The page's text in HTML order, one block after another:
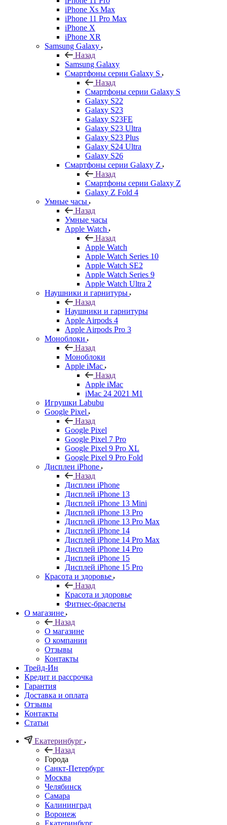
iPhone Xs Max
iPhone 11 Pro Max
iPhone X
iPhone XR
Samsung Galaxy
Назад
Samsung Galaxy
Смартфоны серии Galaxy S
Назад
Смартфоны серии Galaxy S
Galaxy S22
Galaxy S23
Galaxy S23FE
Galaxy S23 Ultra
Galaxy S23 Plus
Galaxy S24 Ultra
Galaxy S26
Смартфоны серии Galaxy Z
Назад
Смартфоны серии Galaxy Z
Galaxy Z Fold 4
Умные часы
Назад
Умные часы
Apple Watch
Назад
Apple Watch
Apple Watch Series 10
Apple Watch SE2
Apple Watch Series 9
Apple Watch Ultra 2
Наушники и гарнитуры
Назад
Наушники и гарнитуры
Apple Airpods 4
Apple Airpods Pro 3
Моноблоки
Назад
Моноблоки
Apple iMac
Назад
Apple iMac
iMac 24 2021 M1
Игрушки Labubu
Google Pixel
Назад
Google Pixel
Google Pixel 7 Pro
Google Pixel 9 Pro XL
Google Pixel 9 Pro Fold
Дисплеи iPhone
Назад
Дисплеи iPhone
Дисплей iPhone 13
Дисплей iPhone 13 Mini
Дисплей iPhone 13 Pro
Дисплей iPhone 13 Pro Max
Дисплей iPhone 14
Дисплей iPhone 14 Pro Max
Дисплей iPhone 14 Pro
Дисплей iPhone 15
Дисплей iPhone 15 Pro
Красота и здоровье
Назад
Красота и здоровье
Фитнес-браслеты
О магазине
Назад
О магазине
О компании
Отзывы
Контакты
Трейд-Ин
Кредит и рассрочка
Гарантия
Доставка и оплата
Отзывы
Контакты
Статьи
Екатеринбург
Назад
Города
Санкт-Петербург
Москва
Челябинск
Самара
Калининград
Воронеж
Екатеринбург